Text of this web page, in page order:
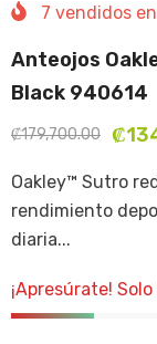
7 vendidos
Anteojos
Black 940614
₡179,700.00
Oakley™ Sutro
rendimiento
diaria...
¡Apresúrate!